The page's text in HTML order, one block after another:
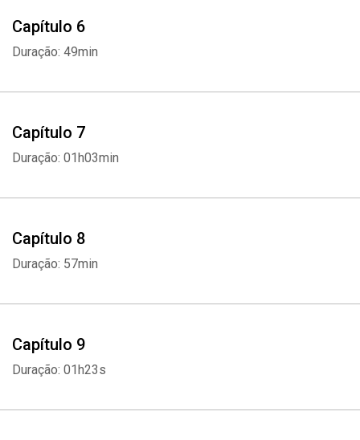
Capítulo 6
Duração: 49min
Capítulo 7
Duração: 01h03min
Capítulo 8
Duração: 57min
Capítulo 9
Duração: 01h23s